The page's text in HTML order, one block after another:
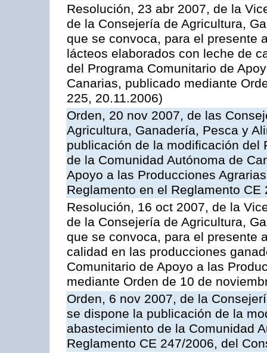
Resolución, 23 abr 2007, de la
de la Consejería de Agricultura,
que se convoca, para el presente
lácteos elaborados con leche de
del Programa Comunitario de
Canarias, publicado mediante
225, 20.11.2006)
Orden, 20 nov 2007, de las
Agricultura, Ganadería, Pesca y
publicación de la modificación del
de la Comunidad Autónoma de
Apoyo a las Producciones
Reglamento en el Reglamento
Resolución, 16 oct 2007, de la
de la Consejería de Agricultura,
que se convoca, para el presente
calidad en las producciones
Comunitario de Apoyo a las
mediante Orden de 10 de
Orden, 6 nov 2007, de la
se dispone la publicación de la
abastecimiento de la Comunidad
Reglamento CE 247/2006, del